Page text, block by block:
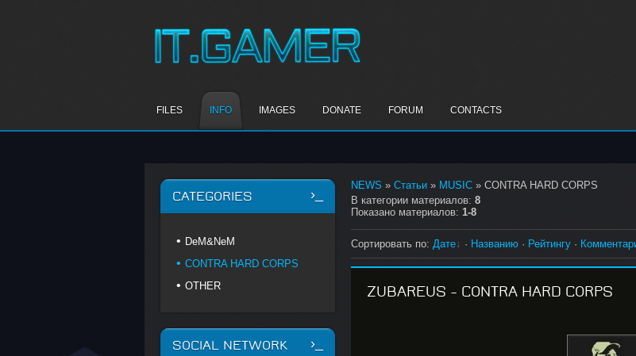
FILES INFO IMAGES DONATE FORUM CONTACTS
NEWS » Статьи » MUSIC » CONTRA HARD CORPS
В категории материалов: 8
Показано материалов: 1-8
Сортировать по: Дате · Названию · Рейтингу ·
ZUBAREUS - CONTRA HARD CORPS
CATEGORIES
DeM&NeM
CONTRA HARD CORPS
OTHER
SOCIAL NETWORK